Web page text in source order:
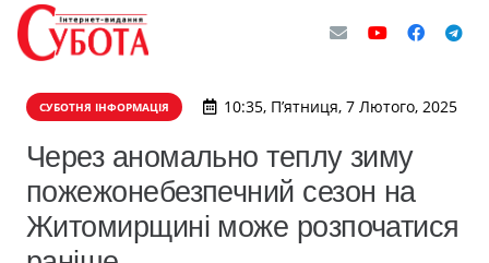
СУБОТНЯ ІНФОРМАЦІЯ 10:35, П’ятниця, 7 Лютого, 2025
Через аномально теплу зиму
пожежонебезпечний сезон на
Житомирщині може розпочатися